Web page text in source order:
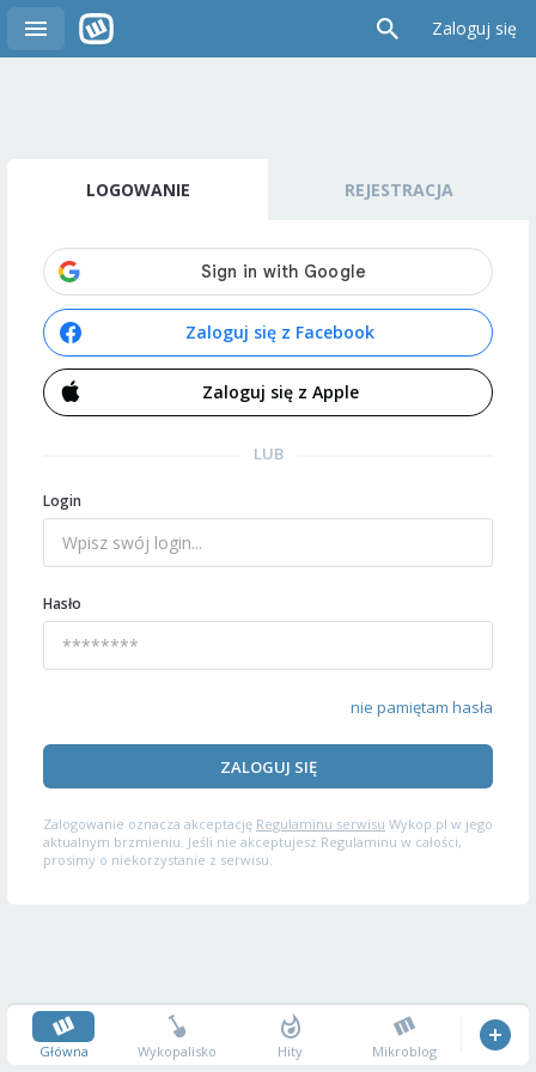
Zaloguj się
LOGOWANIE REJESTRACJA
Zaloguj się z Facebook
Zaloguj się z Apple
LUB
Login
Hasło
nie pamiętam hasła
ZALOGUJ SIĘ
Zalogowanie oznacza akceptację Regulaminu serwisu Wykop.pl w jego
aktualnym brzmieniu. Jeśli nie akceptujesz Regulaminu w całości,
prosimy o niekorzystanie z serwisu.
Główna Wykopalisko Hity Mikroblog